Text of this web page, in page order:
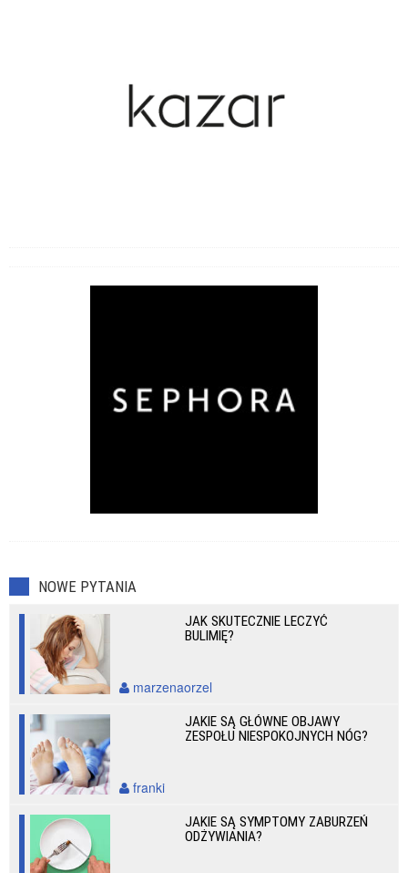
NOWE PYTANIA
JAK SKUTECZNIE LECZYĆ
BULIMIĘ?
marzenaorzel
JAKIE SĄ GŁÓWNE OBJAWY
ZESPOŁU NIESPOKOJNYCH NÓG?
franki
JAKIE SĄ SYMPTOMY ZABURZEŃ
ODŻYWIANIA?